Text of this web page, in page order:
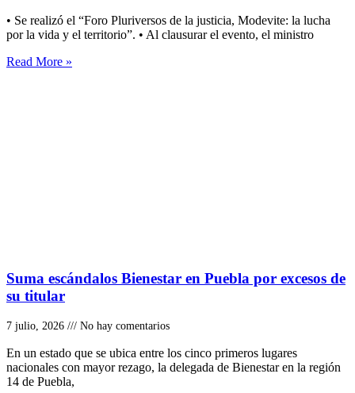
• Se realizó el “Foro Pluriversos de la justicia, Modevite: la lucha
por la vida y el territorio”. • Al clausurar el evento, el ministro
Read More »
Suma escándalos Bienestar en Puebla por excesos de
su titular
7 julio, 2026 No hay comentarios
En un estado que se ubica entre los cinco primeros lugares
nacionales con mayor rezago, la delegada de Bienestar en la región
14 de Puebla,